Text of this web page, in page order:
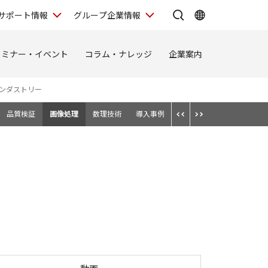
ポート情報 グループ企業情報
ナー・イベント コラム・ナレッジ 企業案内
ダストリー
品質検証 画像処理 数理技術 導入事例